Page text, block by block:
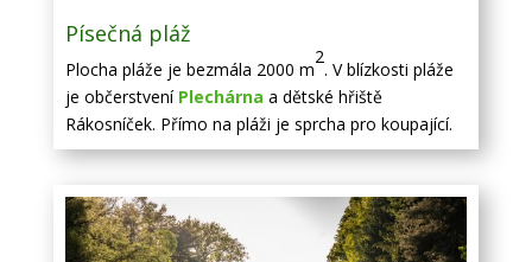
Písečná pláž
Plocha pláže je bezmála 2000 m
2
. V blízkosti pláže
je občerstvení Plechárna a dětské hřiště
Rákosníček. Přímo na pláži je sprcha pro koupající.